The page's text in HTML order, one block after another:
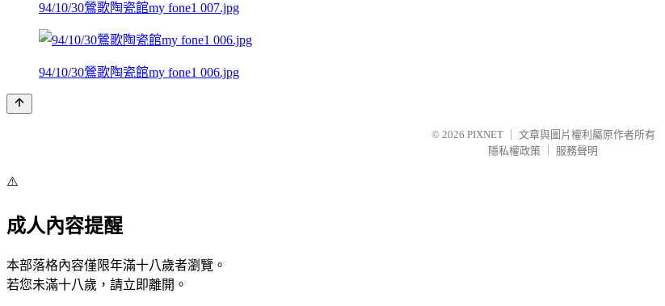
94/10/30鶯歌陶瓷館my fone1 007.jpg
94/10/30鶯歌陶瓷館my fone1 006.jpg
© 2026 PIXNET
文章與圖片權利屬原作者所有
隱私權政策
服務聲明
⚠️
成人內容提醒
本部落格內容僅限年滿十八歲者瀏覽。
若您未滿十八歲，請立即離開。